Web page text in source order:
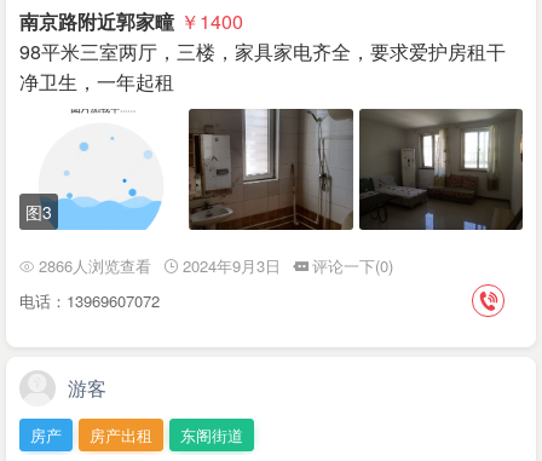
南京路附近郭家疃 ￥1400
98平米三室两厅，三楼，家具家电齐全，要求爱护房租干
净卫生，一年起租
图3
2866人浏览查看 2024年9月3日
评论一下(0)
电话：13969607072
游客
房产 房产出租 东阁街道